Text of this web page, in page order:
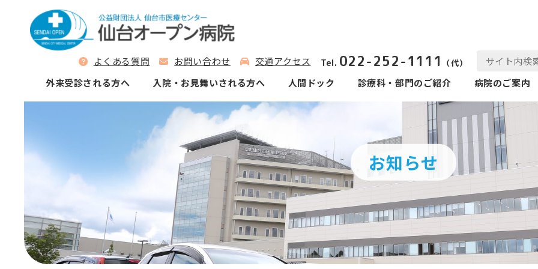
よくある質問 お問い合わせ 交通アクセス Tel. 022-252-1111 （代）
外来受診される⽅へ ⼊院‧お⾒舞いされる⽅へ 人間ドック 診療科‧部⾨のご紹介 病院のご案内
お知らせ